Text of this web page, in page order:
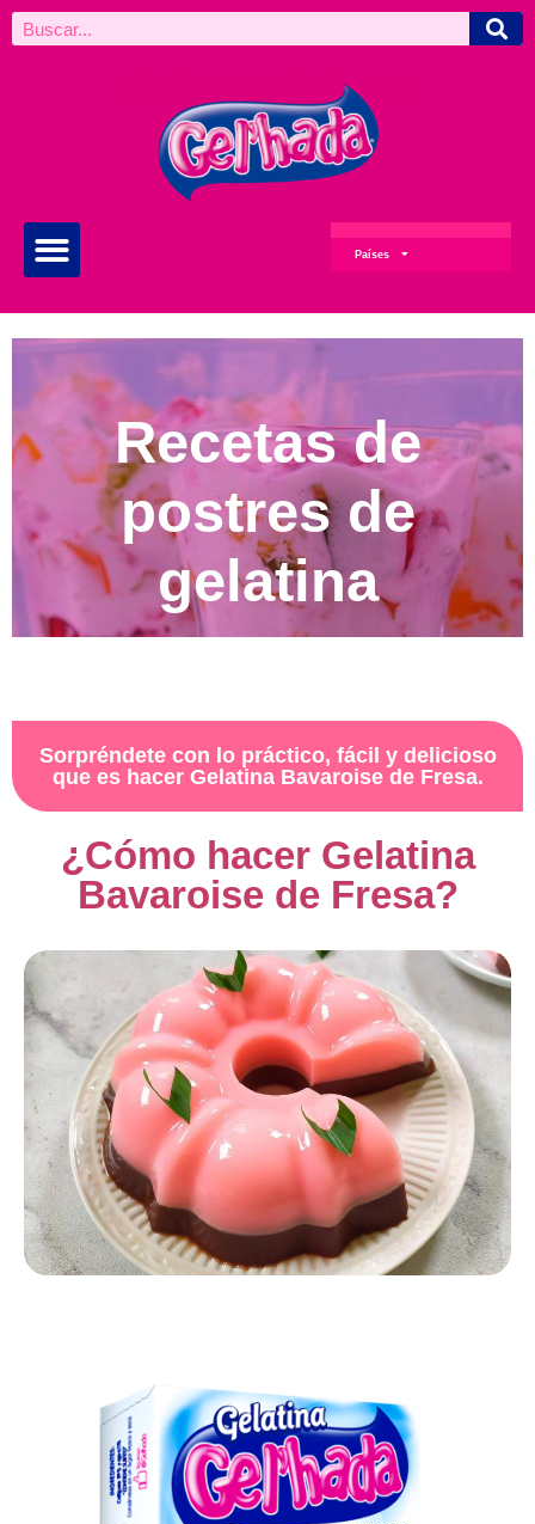
Países
Recetas de
postres de
gelatina
Sorpréndete con lo práctico, fácil y delicioso
que es hacer Gelatina Bavaroise de Fresa.
¿Cómo hacer Gelatina
Bavaroise de Fresa?